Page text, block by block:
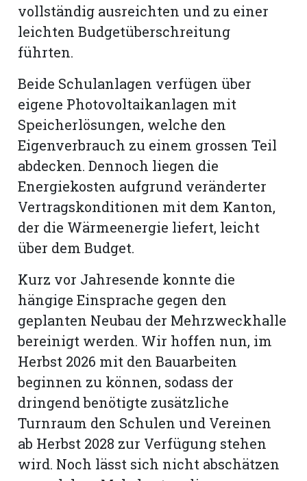
vollständig ausreichten und zu einer
leichten Budgetüberschreitung
führten.
Beide Schulanlagen verfügen über
eigene Photovoltaikanlagen mit
Speicherlösungen, welche den
Eigenverbrauch zu einem grossen Teil
abdecken. Dennoch liegen die
Energiekosten aufgrund veränderter
Vertragskonditionen mit dem Kanton,
der die Wärmeenergie liefert, leicht
über dem Budget.
Kurz vor Jahresende konnte die
hängige Einsprache gegen den
geplanten Neubau der Mehrzweckhalle
bereinigt werden. Wir hoffen nun, im
Herbst 2026 mit den Bauarbeiten
beginnen zu können, sodass der
dringend benötigte zusätzliche
Turnraum den Schulen und Vereinen
ab Herbst 2028 zur Verfügung stehen
wird. Noch lässt sich nicht abschätzen